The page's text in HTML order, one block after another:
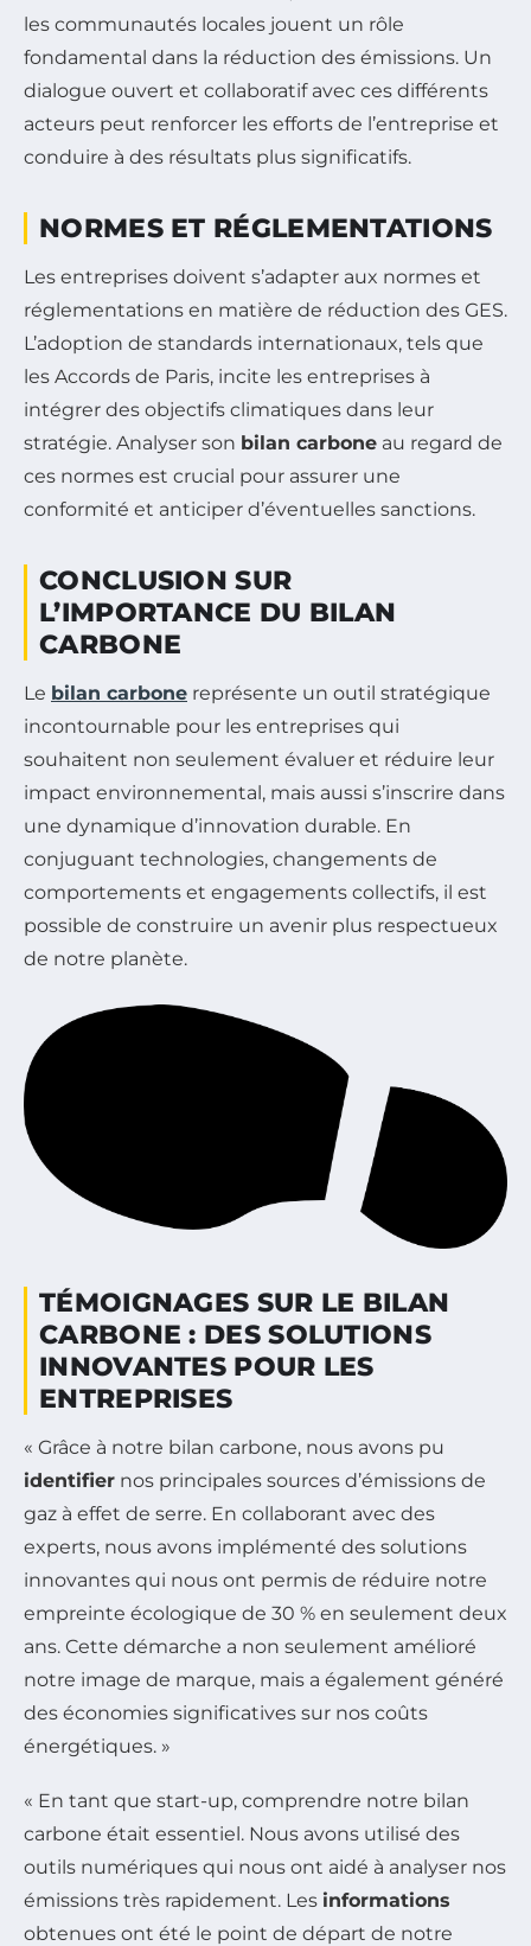
les communautés locales jouent un rôle
fondamental dans la réduction des émissions. Un
dialogue ouvert et collaboratif avec ces différents
acteurs peut renforcer les efforts de l’entreprise et
conduire à des résultats plus significatifs.
NORMES ET RÉGLEMENTATIONS
Les entreprises doivent s’adapter aux normes et
réglementations en matière de réduction des GES.
L’adoption de standards internationaux, tels que
les Accords de Paris, incite les entreprises à
intégrer des objectifs climatiques dans leur
stratégie. Analyser son bilan carbone au regard de
ces normes est crucial pour assurer une
conformité et anticiper d’éventuelles sanctions.
CONCLUSION SUR
L’IMPORTANCE DU BILAN
CARBONE
Le bilan carbone représente un outil stratégique
incontournable pour les entreprises qui
souhaitent non seulement évaluer et réduire leur
impact environnemental, mais aussi s’inscrire dans
une dynamique d’innovation durable. En
conjuguant technologies, changements de
comportements et engagements collectifs, il est
possible de construire un avenir plus respectueux
de notre planète.
TÉMOIGNAGES SUR LE BILAN
CARBONE : DES SOLUTIONS
INNOVANTES POUR LES
ENTREPRISES
« Grâce à notre bilan carbone, nous avons pu
identifier nos principales sources d’émissions de
gaz à effet de serre. En collaborant avec des
experts, nous avons implémenté des solutions
innovantes qui nous ont permis de réduire notre
empreinte écologique de 30 % en seulement deux
ans. Cette démarche a non seulement amélioré
notre image de marque, mais a également généré
des économies significatives sur nos coûts
énergétiques. »
« En tant que start-up, comprendre notre bilan
carbone était essentiel. Nous avons utilisé des
outils numériques qui nous ont aidé à analyser nos
émissions très rapidement. Les informations
obtenues ont été le point de départ de notre